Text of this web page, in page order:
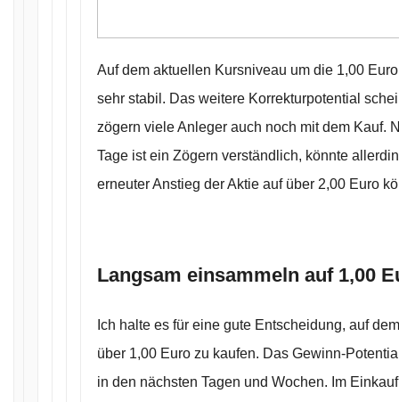
Auf dem aktuellen Kursniveau um die 1,00
sehr stabil. Das weitere Korrekturpotential
zögern viele Anleger auch noch mit dem Kauf.
Tage ist ein Zögern verständlich, könnte
erneuter Anstieg der Aktie auf über 2,00 Euro
Langsam einsammeln auf 1,00
Ich halte es für eine gute Entscheidung, auf
über 1,00 Euro zu kaufen. Das Gewinn-
in den nächsten Tagen und Wochen. Im